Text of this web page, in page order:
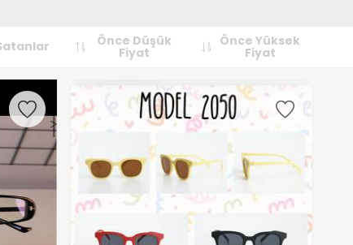
Önce Düşük
Fiyat
Önce Yüksek
Fiyat